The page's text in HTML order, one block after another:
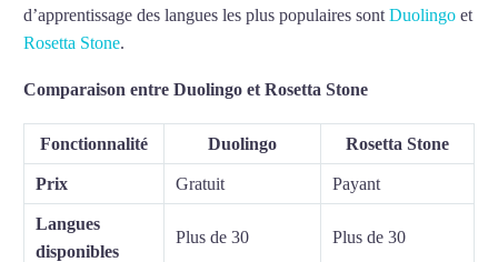
d’apprentissage des langues les plus populaires sont Duolingo et
Rosetta Stone.
Comparaison entre Duolingo et Rosetta Stone
Fonctionnalité Duolingo Rosetta Stone
Prix Gratuit Payant
Langues
disponibles
Plus de 30 Plus de 30